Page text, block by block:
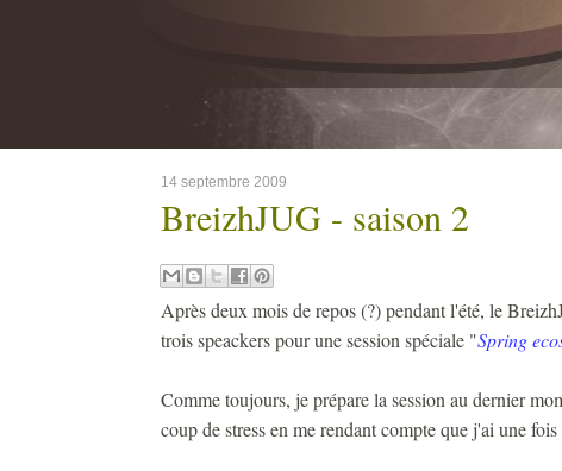
14 septembre 2009
BreizhJUG - saison 2
Après deux mois de repos (?) pendant l'été, le
trois speackers pour une session spéciale "Spring
Comme toujours, je prépare la session au dernier
coup de stress en me rendant compte que j'ai une